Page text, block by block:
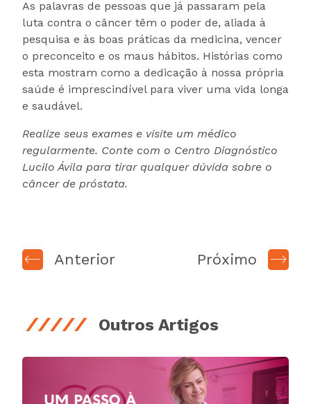
As palavras de pessoas que já passaram pela
luta contra o câncer têm o poder de, aliada à
pesquisa e às boas práticas da medicina, vencer
o preconceito e os maus hábitos. Histórias como
esta mostram como a dedicação à nossa própria
saúde é imprescindível para viver uma vida longa
e saudável.
Realize seus exames e visite um médico
regularmente. Conte com o Centro Diagnóstico
Lucilo Ávila para tirar qualquer dúvida sobre o
câncer de próstata.
Anterior Próximo
Outros Artigos